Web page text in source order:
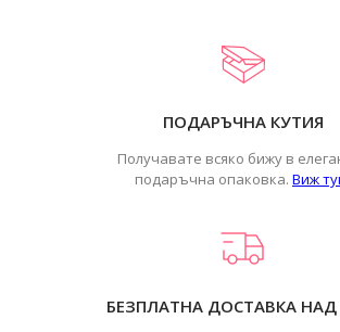
ПОДАРЪЧНА КУТИЯ
Получавате всяко бижу в
подаръчна опаковка. Виж
БЕЗПЛАТНА ДОСТАВКА НАД